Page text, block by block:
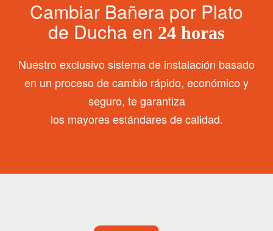
Cambiar Bañera por Plato
de Ducha en 24 horas
Nuestro exclusivo sistema de instalación basado
en un proceso de cambio rápido, económico y
seguro, te garantiza
los mayores estándares de calidad.